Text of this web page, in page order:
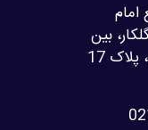
امام
بین
17